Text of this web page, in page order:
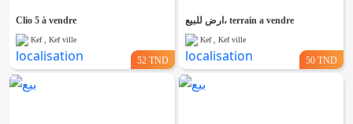
Clio 5 à vendre
Kef , Kef ville
52 TND
ارض للبيع، terrain a vendre
Kef , Kef ville
50 TND